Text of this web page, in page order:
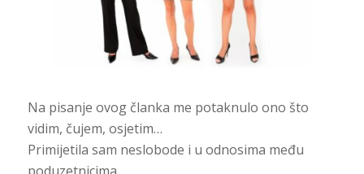
Na pisanje ovog članka me potaknulo ono što
vidim, čujem, osjetim…
Primijetila sam neslobode i u odnosima među